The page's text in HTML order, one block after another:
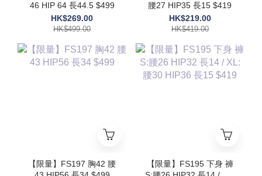
46 HIP 64 長44.5 $499
HK$269.00
HK$499.00
腰27 HIP35 長15 $419
HK$219.00
HK$419.00
【限量】FS197 胸42 腰
【限量】FS195 下身 褲